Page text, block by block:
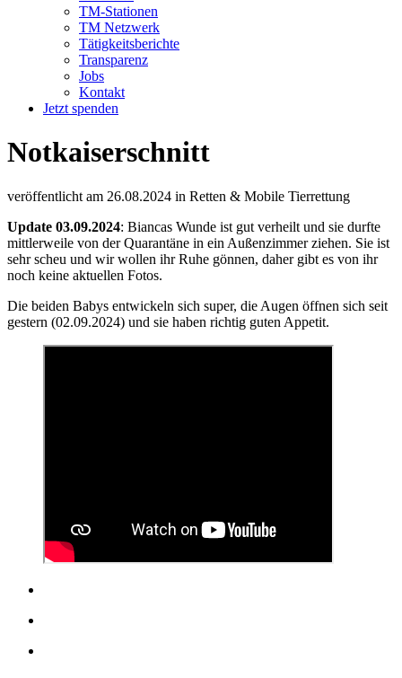
TM-Stationen
TM Netzwerk
Tätigkeitsberichte
Transparenz
Jobs
Kontakt
Jetzt spenden
Notkaiserschnitt
veröffentlicht am 26.08.2024 in Retten & Mobile Tierrettung
Update 03.09.2024: Biancas Wunde ist gut verheilt und sie durfte
mittlerweile von der Quarantäne in ein Außenzimmer ziehen. Sie ist
sehr scheu und wir wollen ihr Ruhe gönnen, daher gibt es von ihr
noch keine aktuellen Fotos.
Die beiden Babys entwickeln sich super, die Augen öffnen sich seit
gestern (02.09.2024) und sie haben richtig guten Appetit.